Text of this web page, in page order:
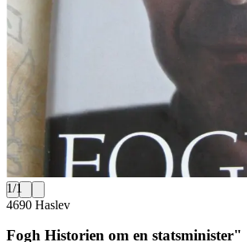
1/1
4690 Haslev
Fogh Historien om en statsminister"